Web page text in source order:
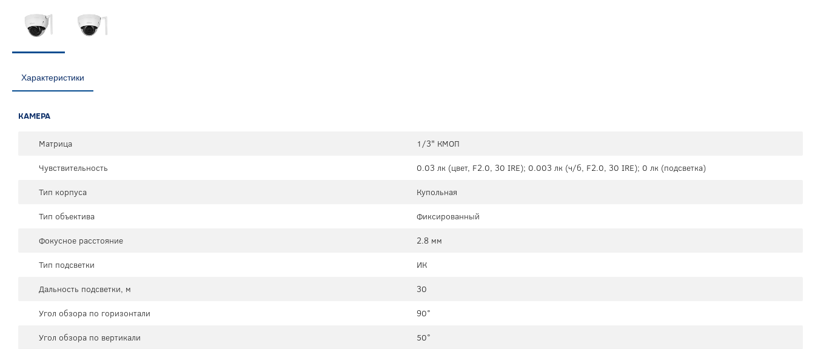
Характеристики
КАМЕРА
Матрица
1/3" КМОП
Чувствительность
0.03 лк (цвет, F2.0, 30 IRE); 0.003 лк (ч/б, F2.0, 30 IRE); 0 лк (подсветка)
Тип корпуса
Купольная
Тип объектива
Фиксированный
Фокусное расстояние
2.8 мм
Тип подсветки
ИК
Дальность подсветки, м
30
Угол обзора по горизонтали
90°
Угол обзора по вертикали
50°